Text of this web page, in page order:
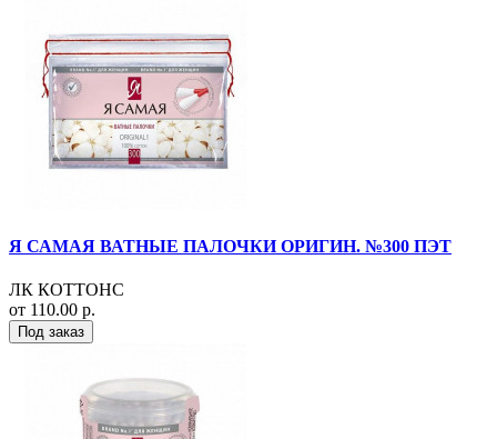
Я САМАЯ ВАТНЫЕ ПАЛОЧКИ ОРИГИН. №300 ПЭТ
ЛК КОТТОНС
от 110.00 р.
Под заказ